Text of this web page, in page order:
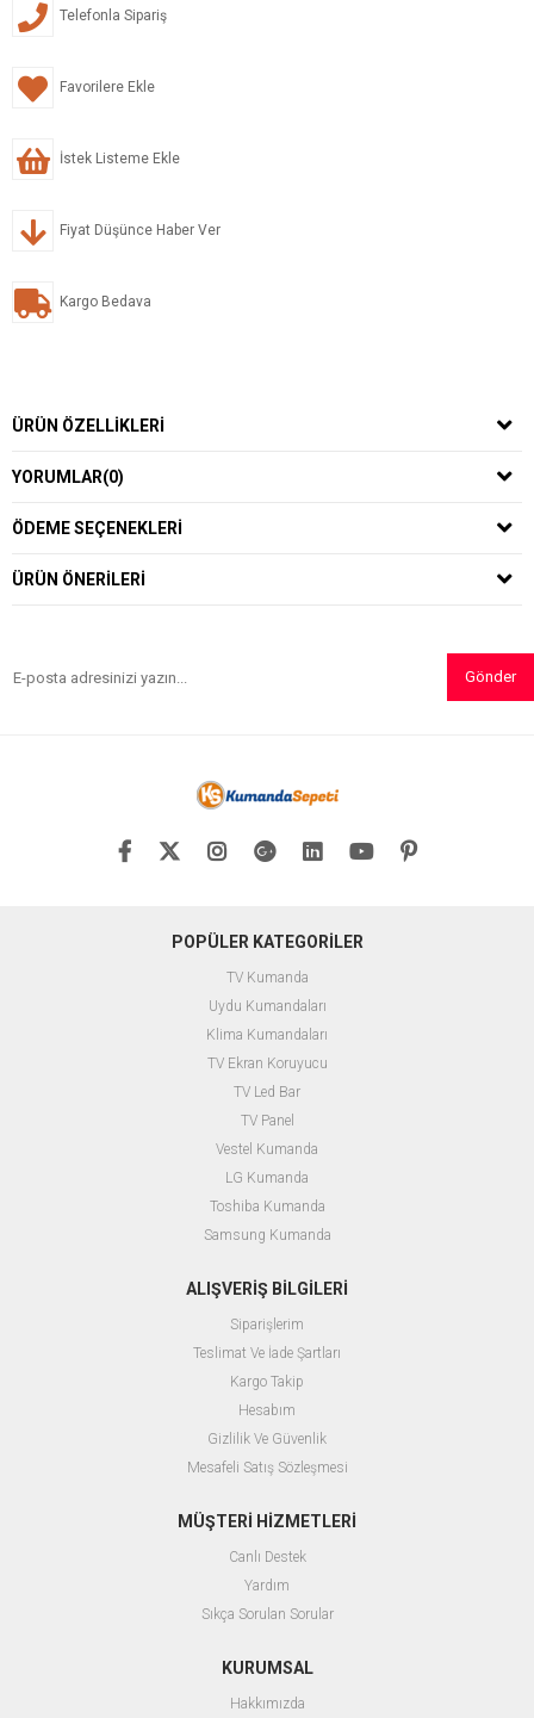
Telefonla Sipariş
Favorilere Ekle
İstek Listeme Ekle
Fiyat Düşünce Haber Ver
Kargo Bedava
ÜRÜN ÖZELLIKLERI
YORUMLAR(0)
ÖDEME SEÇENEKLERI
ÜRÜN ÖNERILERI
Gönder
POPÜLER KATEGORİLER
TV Kumanda
Uydu Kumandaları
Klima Kumandaları
TV Ekran Koruyucu
TV Led Bar
TV Panel
Vestel Kumanda
LG Kumanda
Toshiba Kumanda
Samsung Kumanda
ALIŞVERİŞ BİLGİLERİ
Siparişlerim
Teslimat Ve İade Şartları
Kargo Takip
Hesabım
Gizlilik Ve Güvenlik
Mesafeli Satış Sözleşmesi
MÜŞTERİ HİZMETLERİ
Canlı Destek
Yardım
Sıkça Sorulan Sorular
KURUMSAL
Hakkımızda